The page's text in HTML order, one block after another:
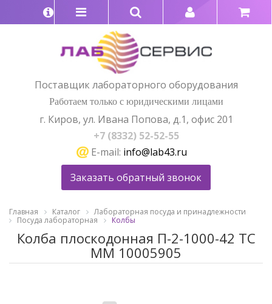
Поставщик лабораторного оборудования
Работаем только с юридическими лицами
г. Киров, ул. Ивана Попова, д.1, офис 201
+7 (8332) 52-52-55
E-mail: info@lab43.ru
Заказать обратный звонок
Главная Каталог
Лабораторная посуда и принадлежности
Посуда лабораторная
Колбы
Колба плоскодонная П-2-1000-42 ТС
ММ 10005905